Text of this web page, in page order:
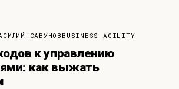
САВУНОВ BUSINESS AGILITY
к управлению
как выжать